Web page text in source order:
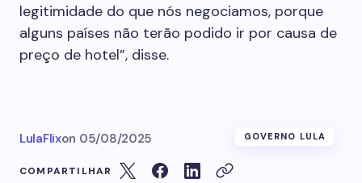
legitimidade do que nós negociamos, porque
alguns países não terão podido ir por causa de
preço de hotel”, disse.
LulaFlixon 05/08/2025 GOVERNO LULA
COMPARTILHAR